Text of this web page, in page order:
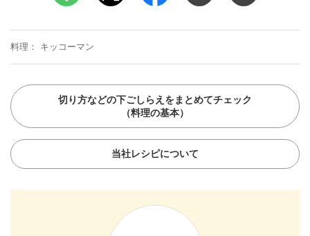
料理 キッコーマン
切り方などの下ごしらえをまとめてチェック
（料理の基本）
当社レシピについて